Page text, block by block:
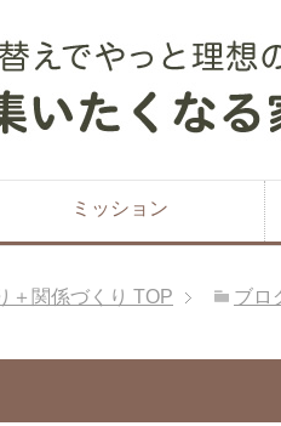
ミッション
＋関係づくり TOP ブロ